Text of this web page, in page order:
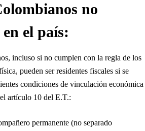
no
el país:
incluso si no cumplen con la regla de los
pueden ser residentes fiscales si se
condiciones de vinculación económica
artículo 10 del E.T.:
permanente (no separado